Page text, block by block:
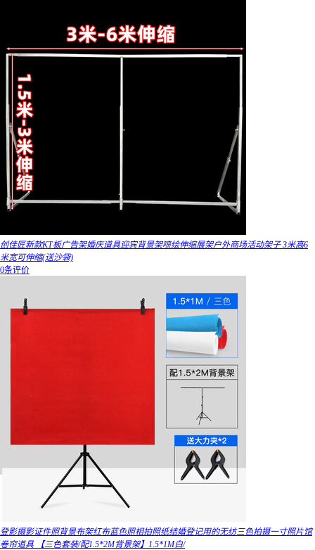
创佳匠新款KT板广告架婚庆道具迎宾背景架喷绘伸缩展架户外商场活动架子 3米高6
米宽可伸缩(送沙袋)
0条评价
登影摄影证件照背景布架红布蓝色照相拍照纸结婚登记用的无纺三色拍摄一寸照片馆
卷帘道具 【三色套装/配1.5*2M背景架】1.5*1M白/